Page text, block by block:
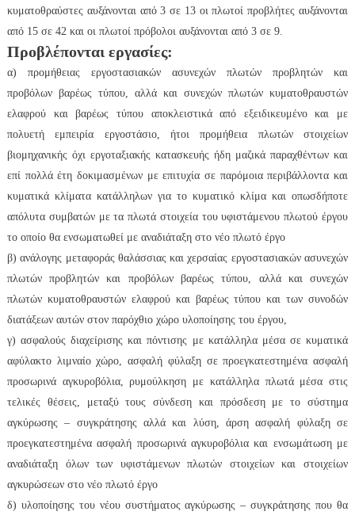
κυματοθραύστες αυξάνονται από 3 σε 13 οι πλωτοί προβλήτες αυξάνονται
από 15 σε 42 και οι πλωτοί πρόβολοι αυξάνονται από 3 σε 9.
Προβλέπονται εργασίες:
α) προμήθειας εργοστασιακών ασυνεχών πλωτών προβλητών και
προβόλων βαρέως τύπου, αλλά και συνεχών πλωτών κυματοθραυστών
ελαφρού και βαρέως τύπου αποκλειστικά από εξειδικευμένο και με
πολυετή εμπειρία εργοστάσιο, ήτοι προμήθεια πλωτών στοιχείων
βιομηχανικής όχι εργοταξιακής κατασκευής ήδη μαζικά παραχθέντων και
επί πολλά έτη δοκιμασμένων με επιτυχία σε παρόμοια περιβάλλοντα και
κυματικά κλίματα κατάλληλων για το κυματικό κλίμα και οπωσδήποτε
απόλυτα συμβατών με τα πλωτά στοιχεία του υφιστάμενου πλωτού έργου
το οποίο θα ενσωματωθεί με αναδιάταξη στο νέο πλωτό έργο
β) ανάλογης μεταφοράς θαλάσσιας και χερσαίας εργοστασιακών ασυνεχών
πλωτών προβλητών και προβόλων βαρέως τύπου, αλλά και συνεχών
πλωτών κυματοθραυστών ελαφρού και βαρέως τύπου και των συνοδών
διατάξεων αυτών στον παρόχθιο χώρο υλοποίησης του έργου,
γ) ασφαλούς διαχείρισης και πόντισης με κατάλληλα μέσα σε κυματικά
αφύλακτο λιμναίο χώρο, ασφαλή φύλαξη σε προεγκατεστημένα ασφαλή
προσωρινά αγκυροβόλια, ρυμούλκηση με κατάλληλα πλωτά μέσα στις
τελικές θέσεις, μεταξύ τους σύνδεση και πρόσδεση με το σύστημα
αγκύρωσης – συγκράτησης αλλά και λύση, άρση ασφαλή φύλαξη σε
προεγκατεστημένα ασφαλή προσωρινά αγκυροβόλια και ενσωμάτωση με
αναδιάταξη όλων των υφιστάμενων πλωτών στοιχείων και στοιχείων
αγκυρώσεων στο νέο πλωτό έργο
δ) υλοποίησης του νέου συστήματος αγκύρωσης – συγκράτησης που θα